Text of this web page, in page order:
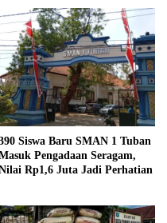
Siswa Baru SMAN 1 Tuban
Pengadaan Seragam,
Rp1,6 Juta Jadi Perhatian